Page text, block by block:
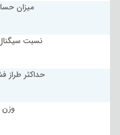
میزان
نسبت
حداکثر طراز
وزن